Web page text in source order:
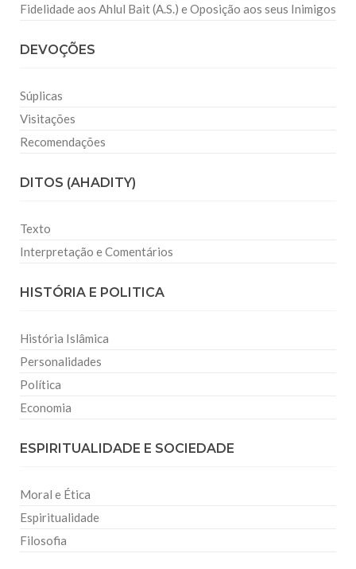
Fidelidade aos Ahlul Bait (A.S.) e Oposição aos seus Inimigos
DEVOÇÕES
Súplicas
Visitações
Recomendações
DITOS (AHADITY)
Texto
Interpretação e Comentários
HISTÓRIA E POLITICA
História Islâmica
Personalidades
Política
Economia
ESPIRITUALIDADE E SOCIEDADE
Moral e Ética
Espiritualidade
Filosofia